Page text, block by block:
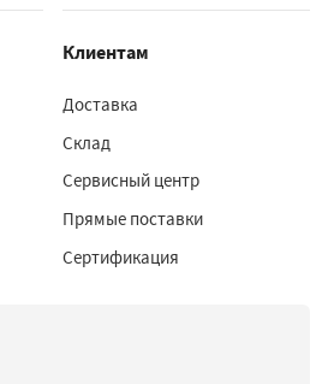
Клиентам
Доставка
Склад
Сервисный центр
Прямые поставки
Сертификация